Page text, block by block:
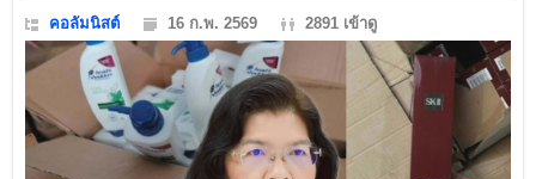
คอลัมนิสต์ 16 ก.พ. 2569 2891 เข้าดู